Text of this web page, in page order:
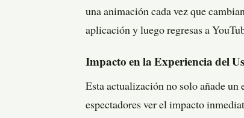
una animación cada vez que
aplicación y luego regresas a
Impacto en la Experiencia del
Esta actualización no solo añade
espectadores ver el impacto